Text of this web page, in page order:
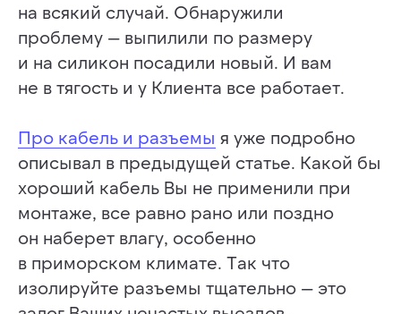
на всякий случай. Обнаружили
проблему — выпилили по размеру
и на силикон посадили новый. И вам
не в тягость и у Клиента все работает.
Про кабель и разъемы я уже подробно
описывал в предыдущей статье. Какой бы
хороший кабель Вы не применили при
монтаже, все равно рано или поздно
он наберет влагу, особенно
в приморском климате. Так что
изолируйте разъемы тщательно — это